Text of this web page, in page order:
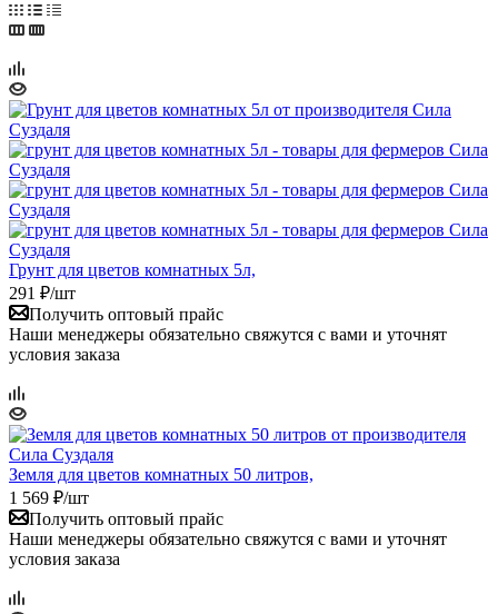
Грунт для цветов комнатных 5л,
291 ₽/шт
Получить оптовый прайс
Наши менеджеры обязательно свяжутся с вами и уточнят
условия заказа
Земля для цветов комнатных 50 литров,
1 569 ₽/шт
Получить оптовый прайс
Наши менеджеры обязательно свяжутся с вами и уточнят
условия заказа